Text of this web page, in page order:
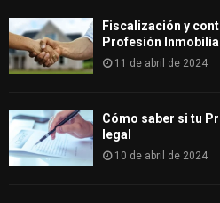
Fiscalización y
Profesión
11 de abril de 2024
Cómo saber si tu
legal
10 de abril de 2024